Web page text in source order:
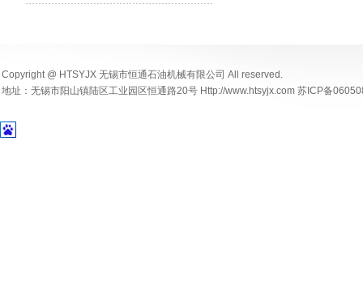
Copyright @ HTSYJX 无锡市恒通石油机械有限公司 All reserved.
地址：无锡市阳山镇陆区工业园区恒通路20号 Http://www.htsyjx.com 苏ICP备